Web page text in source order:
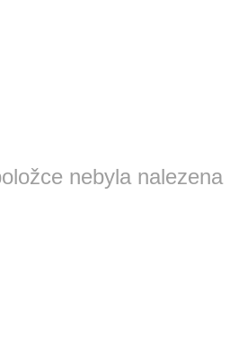
nebyla nalezena